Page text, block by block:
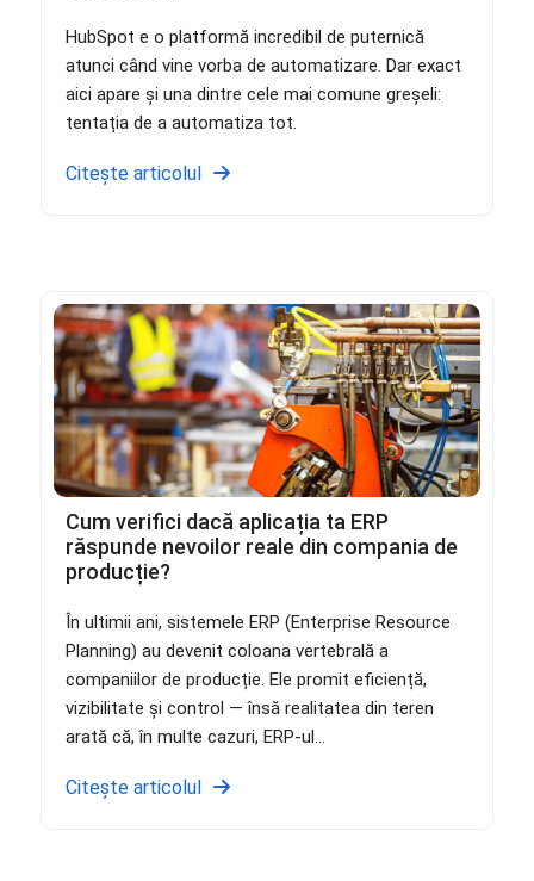
HubSpot e o platformă incredibil de puternică
atunci când vine vorba de automatizare. Dar exact
aici apare și una dintre cele mai comune greșeli:
tentația de a automatiza tot.
Citește articolul
Cum verifici dacă aplicația ta ERP
răspunde nevoilor reale din compania de
producție?
În ultimii ani, sistemele ERP (Enterprise Resource
Planning) au devenit coloana vertebrală a
companiilor de producție. Ele promit eficiență,
vizibilitate și control — însă realitatea din teren
arată că, în multe cazuri, ERP-ul...
Citește articolul